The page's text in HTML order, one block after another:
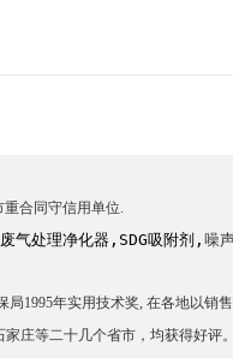
合同守信用单位.
气处理净化器, SDG吸附剂, 噪
1995年实用技术奖, 在各地以销
庄等二十几个省市，均获得好评。